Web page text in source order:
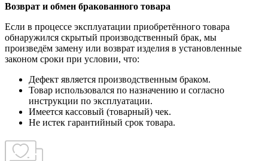
Возврат и обмен бракованного товара
Если в процессе эксплуатации приобретённого товара
обнаружился скрытый производственный брак, мы
произведём замену или возврат изделия в установленные
законом сроки при условии, что:
Дефект является производственным браком.
Товар использовался по назначению и согласно
инструкции по эксплуатации.
Имеется кассовый (товарный) чек.
Не истек гарантийный срок товара.